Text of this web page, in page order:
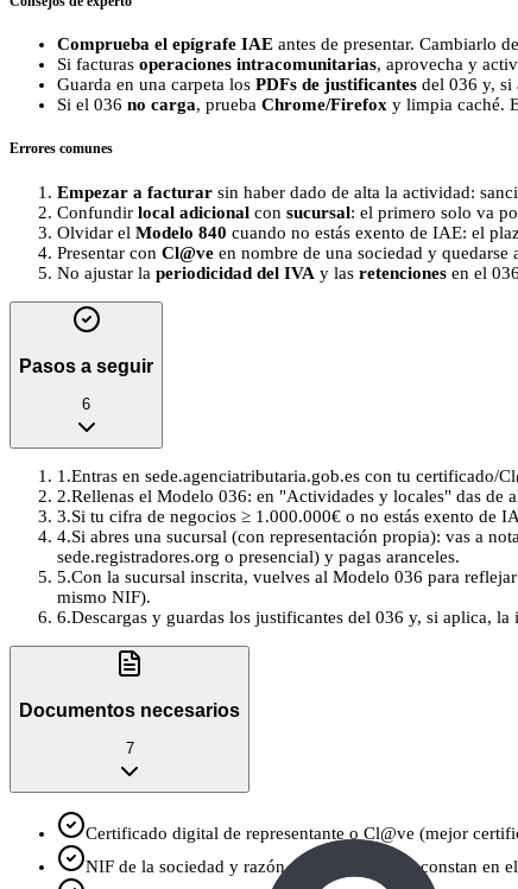
Comprueba el epígrafe IAE antes de presentar. Cambiarlo
Si facturas operaciones intracomunitarias, aprovecha y
Guarda en una carpeta los PDFs de justificantes del 036 y, si
Si el 036 no carga, prueba Chrome/Firefox y limpia caché.
Errores comunes
Empezar a facturar sin haber dado de alta la actividad:
Confundir local adicional con sucursal: el primero solo va
Olvidar el Modelo 840 cuando no estás exento de IAE: el
Presentar con Cl@ve en nombre de una sociedad y quedarse
No ajustar la periodicidad del IVA y las retenciones en el
Pasos a seguir
6
1 .Entras en sede.agenciatributaria.gob.es con tu certificado/
2.Rellenas el Modelo 036: en "Actividades y locales" das
3.Si tu cifra de negocios ≥ 1.000.000€ o no estás exento de
4.Si abres una sucursal (con representación propia): vas a
sede.registradores.org o presencial) y pagas aranceles.
5.Con la sucursal inscrita, vuelves al Modelo 036 para
mismo NIF).
6.Descargas y guardas los justificantes del 036 y, si aplica,
Documentos necesarios
7
Certificado digital de representante o Cl@ve (mejor
NIF de la sociedad y razón social tal y como constan en